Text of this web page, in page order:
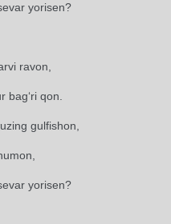
yorisen?
ravon,
bag‘ri qon.
gulfishon,
yorisen?